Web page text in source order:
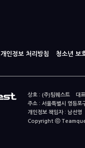
개인정보 처리방침 청소년 보
상호 : (주)팀퀘스트 대
주소 : 서울특별시 영등
개인정보 책임자 : 남
Copyright ⓒ